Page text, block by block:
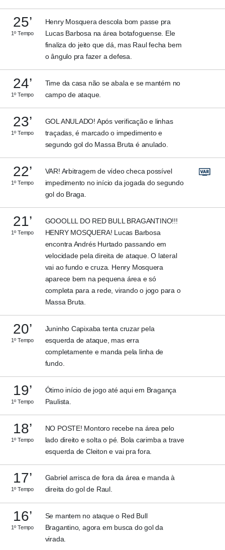
25’
1º Tempo
Henry Mosquera descola bom passe pra
Lucas Barbosa na área botafoguense. Ele
finaliza do jeito que dá, mas Raul fecha bem
o ângulo pra fazer a defesa.
24’
1º Tempo
Time da casa não se abala e se mantém no
campo de ataque.
23’
1º Tempo
GOL ANULADO! Após verificação e linhas
traçadas, é marcado o impedimento e
segundo gol do Massa Bruta é anulado.
22’
1º Tempo
VAR! Arbitragem de vídeo checa possível
impedimento no início da jogada do segundo
gol do Braga.
21’
1º Tempo
GOOOLLL DO RED BULL BRAGANTINO!!!
HENRY MOSQUERA! Lucas Barbosa
encontra Andrés Hurtado passando em
velocidade pela direita de ataque. O lateral
vai ao fundo e cruza. Henry Mosquera
aparece bem na pequena área e só
completa para a rede, virando o jogo para o
Massa Bruta.
20’
1º Tempo
Juninho Capixaba tenta cruzar pela
esquerda de ataque, mas erra
completamente e manda pela linha de
fundo.
19’
1º Tempo
Ótimo início de jogo até aqui em Bragança
Paulista.
18’
1º Tempo
NO POSTE! Montoro recebe na área pelo
lado direito e solta o pé. Bola carimba a trave
esquerda de Cleiton e vai pra fora.
17’
1º Tempo
Gabriel arrisca de fora da área e manda à
direita do gol de Raul.
16’
1º Tempo
Se mantem no ataque o Red Bull
Bragantino, agora em busca do gol da
virada.